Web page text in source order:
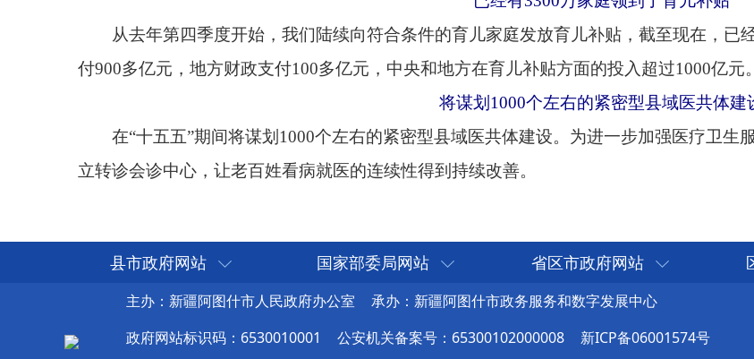
县市政府网站 国家部委局网站 省区市政府网站
主办：新疆阿图什市人民政府办公室
承办：新疆阿图什市政务服务和数字发展中心
政府网站标识码：6530010001
公安机关备案号：65300102000008 新ICP备06001574号